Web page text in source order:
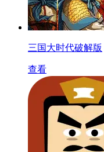
三国大时代破解版
查看